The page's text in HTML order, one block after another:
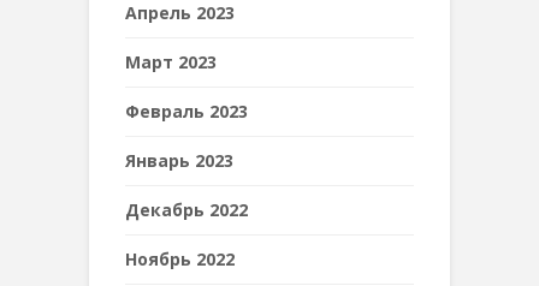
Апрель 2023
Март 2023
Февраль 2023
Январь 2023
Декабрь 2022
Ноябрь 2022